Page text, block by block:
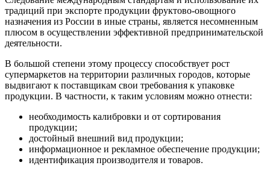
традиций при экспорте продукции фруктово-овощного
назначения из России в иные страны, является несомненным
плюсом в осуществлении эффективной предпринимательской
деятельности.
В большой степени этому процессу способствует рост
супермаркетов на территории различных городов, которые
выдвигают к поставщикам свои требования к упаковке
продукции. В частности, к таким условиям можно отнести:
необходимость калибровки и от сортирования
продукции;
достойный внешний вид продукции;
информационное и рекламное обеспечение продукции;
идентификация производителя и товаров.